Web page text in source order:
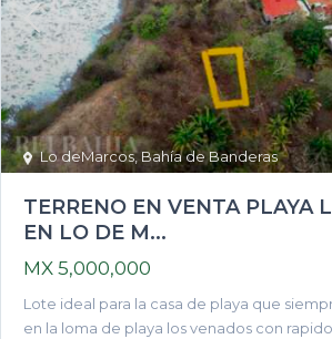
Lo deMarcos, Bahía de Banderas
TERRENO EN VENTA PLAYA
EN LO DE M...
MX 5,000,000
Lote ideal para la casa de playa que
en la loma de playa los venados con